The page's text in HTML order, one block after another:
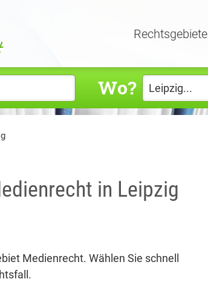
Rechtsgebiete
Wo?
in Leipzig
Medienrecht. Wählen Sie schnell